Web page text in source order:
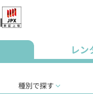
レン
種別で探す